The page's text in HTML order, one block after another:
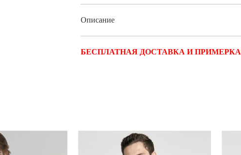
Описание
БЕСПЛАТНАЯ ДОСТАВКА И ПРИМЕРКА